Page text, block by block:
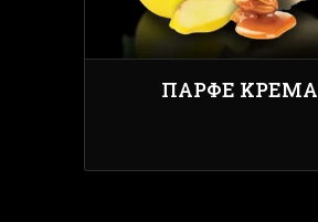
ΠΑΡΦΈ ΚΡΈΜΑ